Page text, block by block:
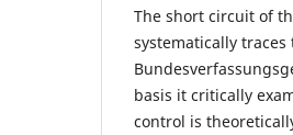
The short circuit of
systematically
basis it critically
control is